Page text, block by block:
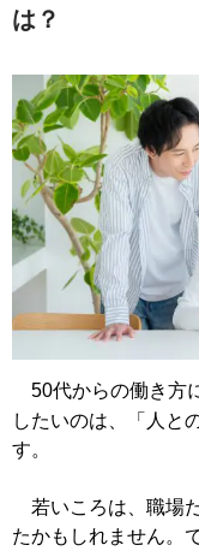
は？
50代からの働き方
したいのは、「人と
す。
若いころは、職場
たかもしれません。